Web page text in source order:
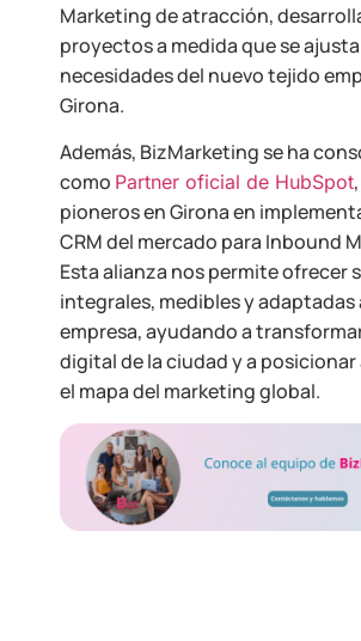
Marketing de atracción,
proyectos a medida que se
necesidades del nuevo tejido
Girona.
Además, BizMarketing se ha
como Partner oficial de HubSpot
pioneros en Girona en
CRM del mercado para Inbound
Esta alianza nos permite ofrecer
integrales, medibles y adaptadas
empresa, ayudando a
digital de la ciudad y a posicionar
el mapa del marketing global.